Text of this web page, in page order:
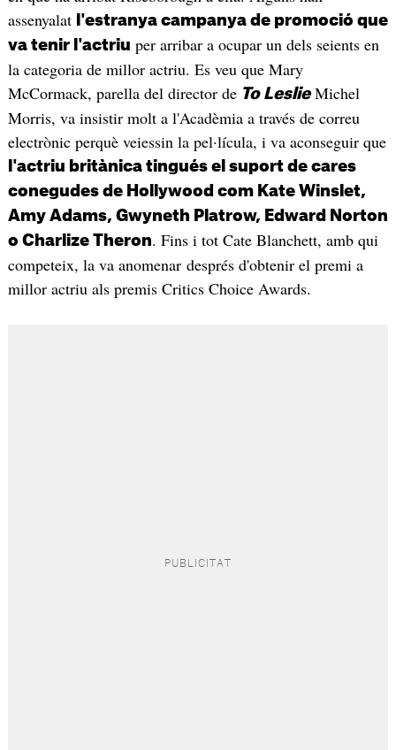
assenyalat
l'estranya campanya de promoció que
va tenir l'actriu per arribar a ocupar un dels seients en
la categoria de millor actriu. Es veu que Mary
McCormack, parella del director de To LeslieMichel
Morris, va insistir molt a l'Acadèmia a través de correu
electrònic perquè veiessin la pel·lícula, i va aconseguir que
l'actriu britànica tingués el suport de cares
conegudes de Hollywood com Kate Winslet,
Amy Adams, Gwyneth Platrow, Edward Norton
o Charlize Theron. Fins i tot Cate Blanchett, amb qui
competeix, la va anomenar després d'obtenir el premi a
millor actriu als premis Critics Choice Awards.